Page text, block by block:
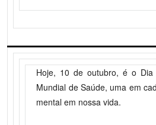
Hoje, 10 de outubro, é o Dia
Mundial de Saúde, uma em
mental em nossa vida.